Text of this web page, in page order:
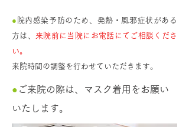
● 院内感染予防のため、発熱・風邪症状がある
方は、 来院前に当院にお電話にてご相談くださ
い。
来院時間の調整を行わせていただきます。
● ご来院の際は、マスク着用をお願い
いたします。